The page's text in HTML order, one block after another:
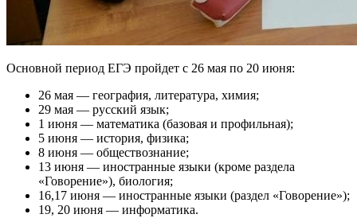
Основной период ЕГЭ пройдет с 26 мая по 20 июня:
26 мая — география, литература, химия;
29 мая — русский язык;
1 июня — математика (базовая и профильная);
5 июня — история, физика;
8 июня — обществознание;
13 июня — иностранные языки (кроме раздела
«Говорение»), биология;
16,17 июня — иностранные языки (раздел «Говорение»);
19, 20 июня — информатика.